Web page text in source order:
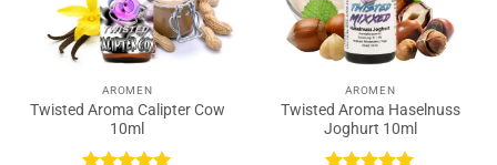
AROMEN
Twisted Aroma Calipter Cow
10ml
AROMEN
Twisted Aroma Haselnuss
Joghurt 10ml